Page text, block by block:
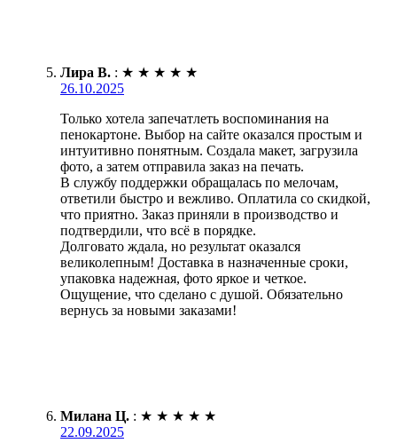
Лира В. : ★ ★ ★ ★ ★
26.10.2025
Только хотела запечатлеть воспоминания на
пенокартоне. Выбор на сайте оказался простым и
интуитивно понятным. Создала макет, загрузила
фото, а затем отправила заказ на печать.
В службу поддержки обращалась по мелочам,
ответили быстро и вежливо. Оплатила со скидкой,
что приятно. Заказ приняли в производство и
подтвердили, что всё в порядке.
Долговато ждала, но результат оказался
великолепным! Доставка в назначенные сроки,
упаковка надежная, фото яркое и четкое.
Ощущение, что сделано с душой. Обязательно
вернусь за новыми заказами!
Милана Ц. : ★ ★ ★ ★ ★
22.09.2025